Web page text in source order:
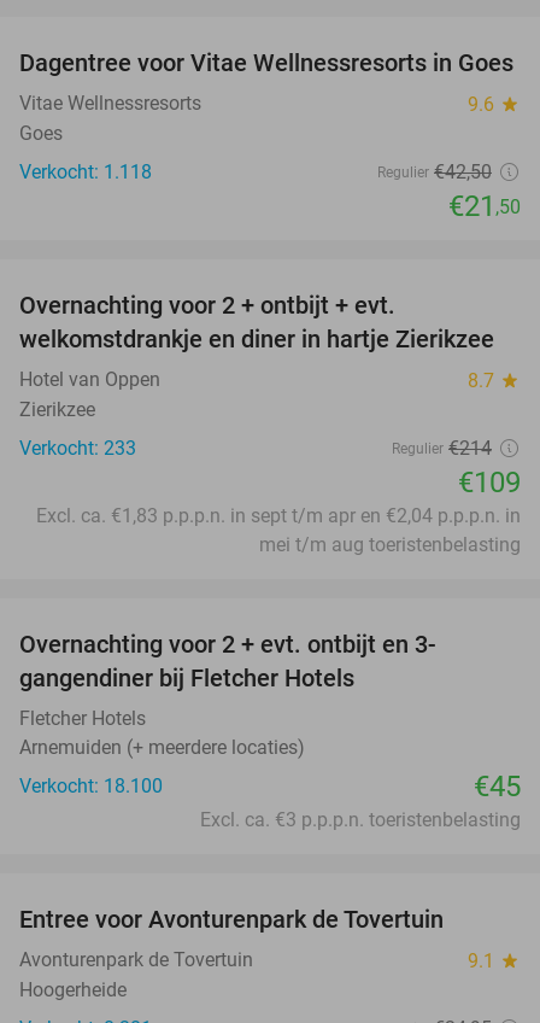
49%
Dagentree voor Vitae Wellnessresorts in Goes
Vitae Wellnessresorts 9.6 star
Goes
Verkocht: 1.118
Regulier €42,50
€21 ,50
Overnachting voor 2 + ontbijt + evt.
welkomstdrankje en diner in hartje Zierikzee
Hotel van Oppen 8.7 star
Zierikzee
Verkocht: 233
Regulier €214
€109
Excl. ca. €1,83 p.p.p.n. in sept t/m apr en €2,04 p.p.p.n. in
mei t/m aug toeristenbelasting
Overnachting voor 2 + evt. ontbijt en 3-
gangendiner bij Fletcher Hotels
Fletcher Hotels
Arnemuiden (+ meerdere locaties)
Verkocht: 18.100
€45
Excl. ca. €3 p.p.p.n. toeristenbelasting
Entree voor Avonturenpark de Tovertuin
Avonturenpark de Tovertuin 9.1 star
Hoogerheide